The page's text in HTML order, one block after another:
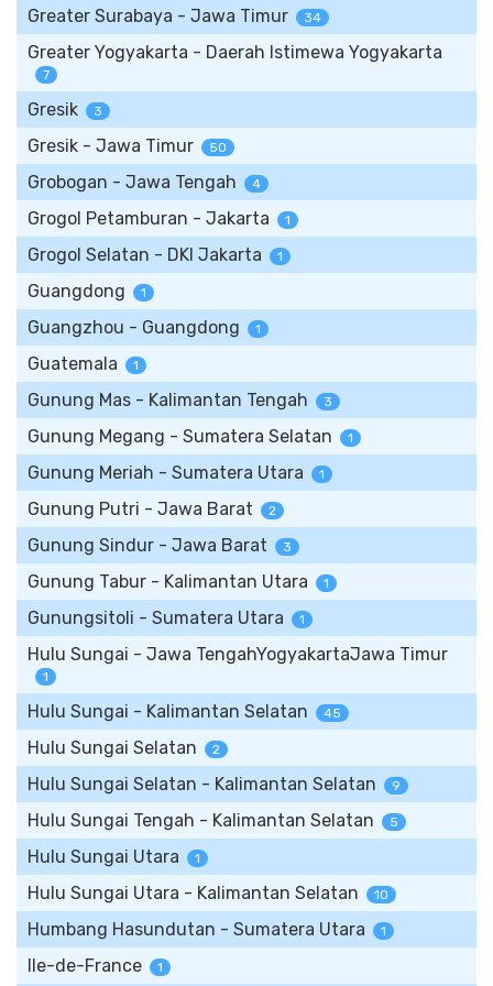
Greater Surabaya - Jawa Timur 34
Greater Yogyakarta - Daerah Istimewa Yogyakarta
7
Gresik 3
Gresik - Jawa Timur 50
Grobogan - Jawa Tengah 4
Grogol Petamburan - Jakarta 1
Grogol Selatan - DKI Jakarta 1
Guangdong 1
Guangzhou - Guangdong 1
Guatemala 1
Gunung Mas - Kalimantan Tengah 3
Gunung Megang - Sumatera Selatan 1
Gunung Meriah - Sumatera Utara 1
Gunung Putri - Jawa Barat 2
Gunung Sindur - Jawa Barat 3
Gunung Tabur - Kalimantan Utara 1
Gunungsitoli - Sumatera Utara 1
Hulu Sungai - Jawa TengahYogyakartaJawa Timur
1
Hulu Sungai - Kalimantan Selatan 45
Hulu Sungai Selatan 2
Hulu Sungai Selatan - Kalimantan Selatan 9
Hulu Sungai Tengah - Kalimantan Selatan 5
Hulu Sungai Utara 1
Hulu Sungai Utara - Kalimantan Selatan 10
Humbang Hasundutan - Sumatera Utara 1
Ile-de-France 1